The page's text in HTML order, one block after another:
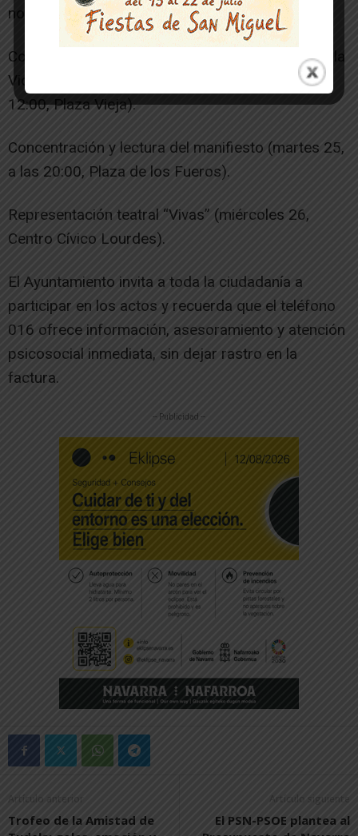
noviembre, UNED Tudela).
Concentración institucional por la Eliminación de la
Violencia contra las Mujeres (martes 25, a las
12:00, Plaza Vieja).
Concentración y lectura del manifiesto (martes 25,
a las 20:00, Plaza de los Fueros).
Representación teatral “Vivas” (miércoles 26,
Centro Cívico Lourdes).
El Ayuntamiento invita a toda la ciudadanía a
participar en los actos y recuerda que el teléfono
016 ofrece información, asesoramiento y atención
psicosocial inmediata, sin dejar rastro en la
factura.
-- Publicidad --
Artículo anterior
Trofeo de la Amistad de
Artículo siguiente
El PSN-PSOE plantea al